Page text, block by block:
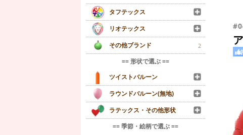
タフテックス
リオテックス
その他ブランド
2
== 形状で選ぶ ==
ツイストバルーン
ラウンドバルーン(無地)
ラテックス・その他形状
== 季節・絵柄で選ぶ ==